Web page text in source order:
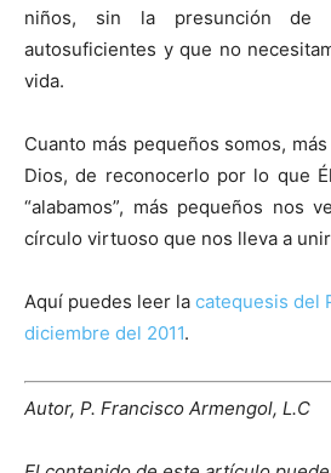
niños, sin la presunción de
autosuficientes y que no
vida.
Cuanto más pequeños somos, más
Dios, de reconocerlo por lo que
“alabamos”, más pequeños nos
círculo virtuoso que nos lleva a
Aquí puedes leer la catequesis del
diciembre del 2011.
Autor, P. Francisco Armengol, L.C